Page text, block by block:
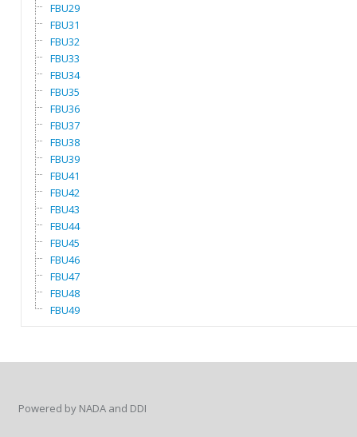
FBU29
FBU31
FBU32
FBU33
FBU34
FBU35
FBU36
FBU37
FBU38
FBU39
FBU41
FBU42
FBU43
FBU44
FBU45
FBU46
FBU47
FBU48
FBU49
Powered by NADA and DDI